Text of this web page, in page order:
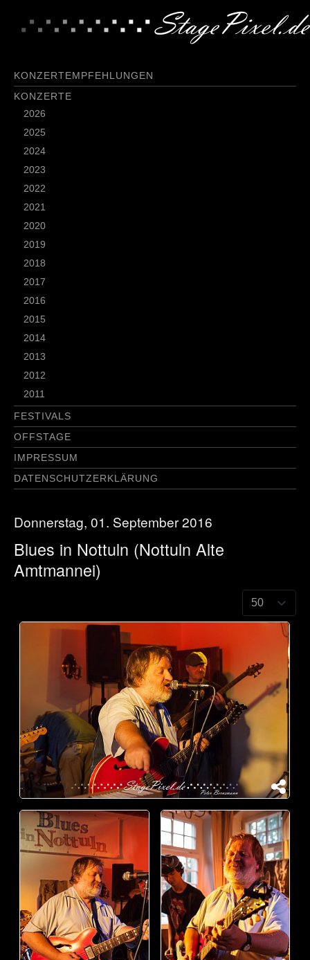
KONZERTEMPFEHLUNGEN
KONZERTE
2026
2025
2024
2023
2022
2021
2020
2019
2018
2017
2016
2015
2014
2013
2012
2011
FESTIVALS
OFFSTAGE
IMPRESSUM
DATENSCHUTZERKLÄRUNG
Donnerstag, 01. September 2016
Blues in Nottuln (Nottuln Alte
Amtmannei)